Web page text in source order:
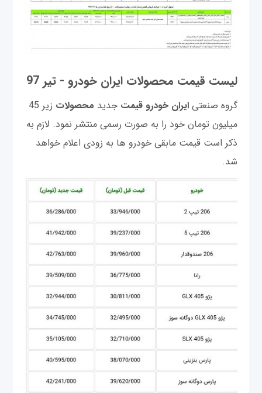
لیست قیمت محصولات ایران خودرو - تیر 97
گروه صنعتی ایران خودرو قیمتجدید محصولات
زیر 45
میلیون تومان خود را به صورت رسمی منتشر نمود. لازم به
ذکر است قیمت مابقی خودرو ها به زودی اعلام خواهد
شد.